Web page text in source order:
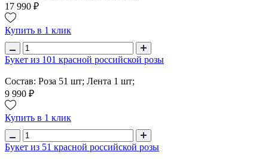
17 990 ₽
Купить в 1 клик
Букет из 101 красной российской розы
Состав: Роза 51 шт; Лента 1 шт;
9 990 ₽
Купить в 1 клик
Букет из 51 красной российской розы